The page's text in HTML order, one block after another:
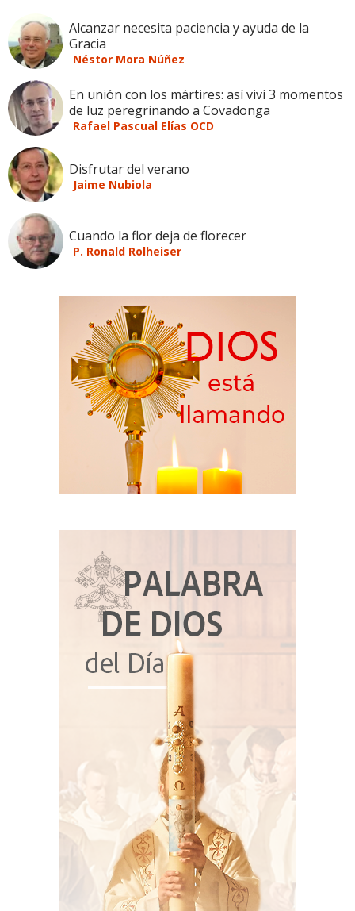
Alcanzar necesita paciencia y ayuda de la
Gracia
Néstor Mora Núñez
En unión con los mártires: así viví 3 momentos
de luz peregrinando a Covadonga
Rafael Pascual Elías OCD
Disfrutar del verano
Jaime Nubiola
Cuando la flor deja de florecer
P. Ronald Rolheiser